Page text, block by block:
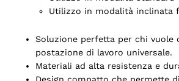
Utilizzo in modalità inclinata
Soluzione perfetta per chi vuole
postazione di lavoro universale.
Materiali ad alta resistenza e
Design compatto che permette